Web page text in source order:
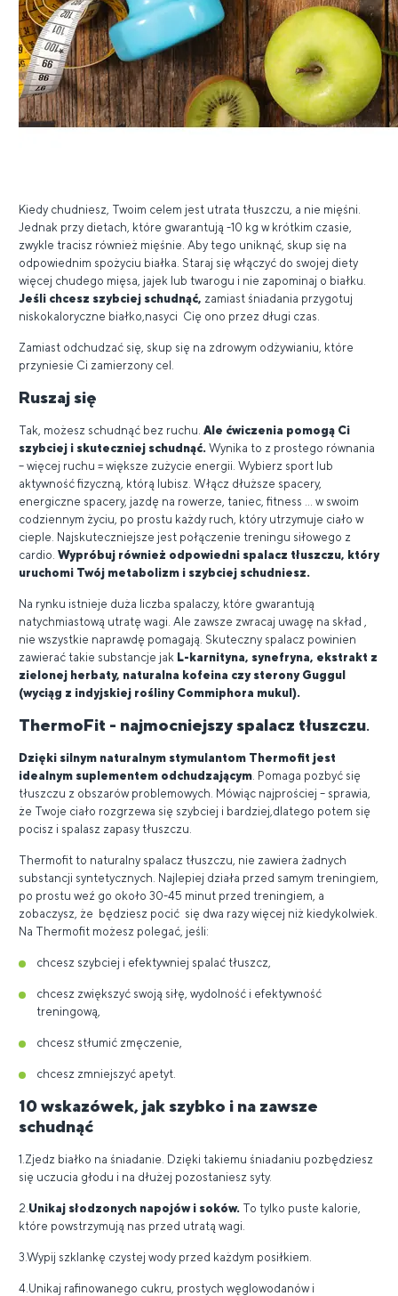
Kiedy chudniesz, Twoim celem jest utrata tłuszczu, a nie mięśni.
Jednak przy dietach, które gwarantują -10 kg w krótkim czasie,
zwykle tracisz również mięśnie. Aby tego uniknąć, skup się na
odpowiednim spożyciu białka. Staraj się włączyć do swojej diety
więcej chudego mięsa, jajek lub twarogu i nie zapominaj o białku.
Jeśli chcesz szybciej schudnąć, zamiast śniadania przygotuj
niskokaloryczne białko,nasyci Cię ono przez długi czas.
Zamiast odchudzać się, skup się na zdrowym odżywianiu, które
przyniesie Ci zamierzony cel.
Ruszaj się
Tak, możesz schudnąć bez ruchu. Ale ćwiczenia pomogą Ci
szybciej i skuteczniej schudnąć. Wynika to z prostego równania
– więcej ruchu = większe zużycie energii. Wybierz sport lub
aktywność fizyczną, którą lubisz. Włącz dłuższe spacery,
energiczne spacery, jazdę na rowerze, taniec, fitness ... w swoim
codziennym życiu, po prostu każdy ruch, który utrzymuje ciało w
cieple. Najskuteczniejsze jest połączenie treningu siłowego z
cardio. Wypróbuj również odpowiedni spalacz tłuszczu, który
uruchomi Twój metabolizm i szybciej schudniesz.
Na rynku istnieje duża liczba spalaczy, które gwarantują
natychmiastową utratę wagi. Ale zawsze zwracaj uwagę na skład ,
nie wszystkie naprawdę pomagają. Skuteczny spalacz powinien
zawierać takie substancje jak L-karnityna, synefryna, ekstrakt z
zielonej herbaty, naturalna kofeina czy sterony Guggul
(wyciąg z indyjskiej rośliny Commiphora mukul).
ThermoFit - najmocniejszy spalacz tłuszczu.
Dzięki silnym naturalnym stymulantom Thermofit jest
idealnym suplementem odchudzającym . Pomaga pozbyć się
tłuszczu z obszarów problemowych. Mówiąc najprościej – sprawia,
że ​​Twoje ciało rozgrzewa się szybciej i bardziej,dlatego potem się
pocisz i spalasz zapasy tłuszczu.
Thermofit to naturalny spalacz tłuszczu, nie zawiera żadnych
substancji syntetycznych. Najlepiej działa przed samym treningiem,
po prostu weź go około 30-45 minut przed treningiem, a
zobaczysz, że będziesz pocić się dwa razy więcej niż kiedykolwiek.
Na Thermofit możesz polegać, jeśli:
chcesz szybciej i efektywniej spalać tłuszcz,
chcesz zwiększyć swoją siłę, wydolność i efektywność
treningową,
chcesz stłumić zmęczenie,
chcesz zmniejszyć apetyt.
10 wskazówek, jak szybko i na zawsze
schudnąć
1.Zjedz białko na śniadanie. Dzięki takiemu śniadaniu pozbędziesz
się uczucia głodu i na dłużej pozostaniesz syty.
2. Unikaj słodzonych napojów i soków. To tylko puste kalorie,
które powstrzymują nas przed utratą wagi.
3.Wypij szklankę czystej wody przed każdym posiłkiem.
4.Unikaj rafinowanego cukru, prostych węglowodanów i